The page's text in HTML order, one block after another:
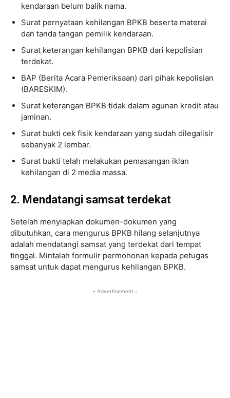
kendaraan belum balik nama.
Surat pernyataan kehilangan BPKB beserta materai
dan tanda tangan pemilik kendaraan.
Surat keterangan kehilangan BPKB dari kepolisian
terdekat.
BAP (Berita Acara Pemeriksaan) dari pihak kepolisian
(BARESKIM).
Surat keterangan BPKB tidak dalam agunan kredit atau
jaminan.
Surat bukti cek fisik kendaraan yang sudah dilegalisir
sebanyak 2 lembar.
Surat bukti telah melakukan pemasangan iklan
kehilangan di 2 media massa.
2. Mendatangi samsat terdekat
Setelah menyiapkan dokumen-dokumen yang
dibutuhkan, cara mengurus BPKB hilang selanjutnya
adalah mendatangi samsat yang terdekat dari tempat
tinggal. Mintalah formulir permohonan kepada petugas
samsat untuk dapat mengurus kehilangan BPKB.
- Advertisement -